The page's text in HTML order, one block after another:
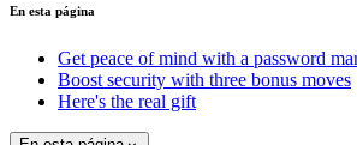
En esta página
Get peace of mind with a password
Boost security with three bonus moves
Here's the real gift